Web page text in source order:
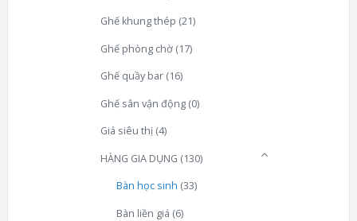
Ghế khung thép (21)
Ghế phòng chờ (17)
Ghế quầy bar (16)
Ghế sân vận động (0)
Giá siêu thị (4)
HÀNG GIA DỤNG (130)
Bàn học sinh (33)
Bàn liền giá (6)